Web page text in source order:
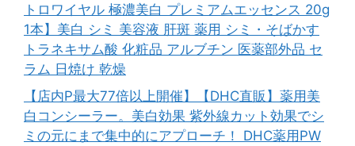
トロワイヤル 極濃美白 プレミアムエッセンス 20g
1本】美白 シミ 美容液 肝斑 薬用 シミ・そばかす
トラネキサム酸 化粧品 アルブチン 医薬部外品 セ
ラム 日焼け 乾燥
【店内P最大77倍以上開催】【DHC直販】薬用美
白コンシーラー。美白効果 紫外線カット効果でシ
ミの元にまで集中的にアプローチ！ DHC薬用PW